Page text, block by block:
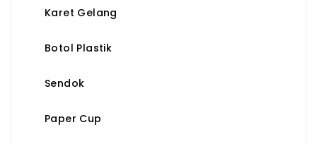
Karet Gelang
Botol Plastik
Sendok
Paper Cup